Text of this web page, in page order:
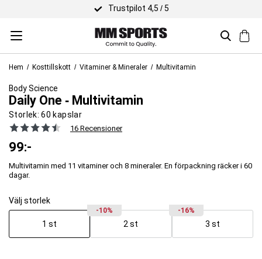
Trustpilot 4,5 / 5
Hem Kosttillskott Vitaminer & Mineraler Multivitamin
Body Science
Daily One ‐ Multivitamin
Storlek: 60 kapslar
16 Recensioner
99:-
Multivitamin med 11 vitaminer och 8 mineraler. En förpackning räcker i 60
dagar.
Välj storlek
1 st
-10%
2 st
-16%
3 st